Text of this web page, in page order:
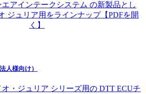
アインテークシステム の新製品とし
ジュリア用をラインナップ【PDFを開
く】
人様向け）
・ジュリア シリーズ用の DTT ECUチ